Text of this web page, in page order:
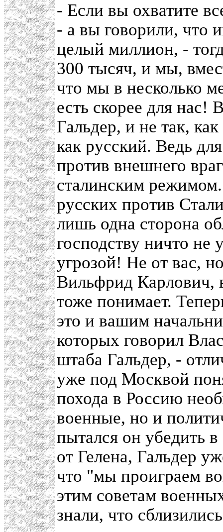
- Если вы охватите
- а вы говорили, что
целый миллион, -
300 тысяч, и мы,
что мы в несколько
есть скорее для нас!
Гальдер, и не так,
как русский. Ведь
против внешнего
сталинским
русских против
лишь одна сторона
господству ничто не
угрозой! Не от вас,
Вильфрид Карлович,
тоже понимает.
это и вашим
которых говорил
штаба Гальдер, -
уже под Москвой
похода в Россию
военные, но и
пытался он убедить
от Гелена, Гальдер
что "мы проиграем
этим советам
знали, что